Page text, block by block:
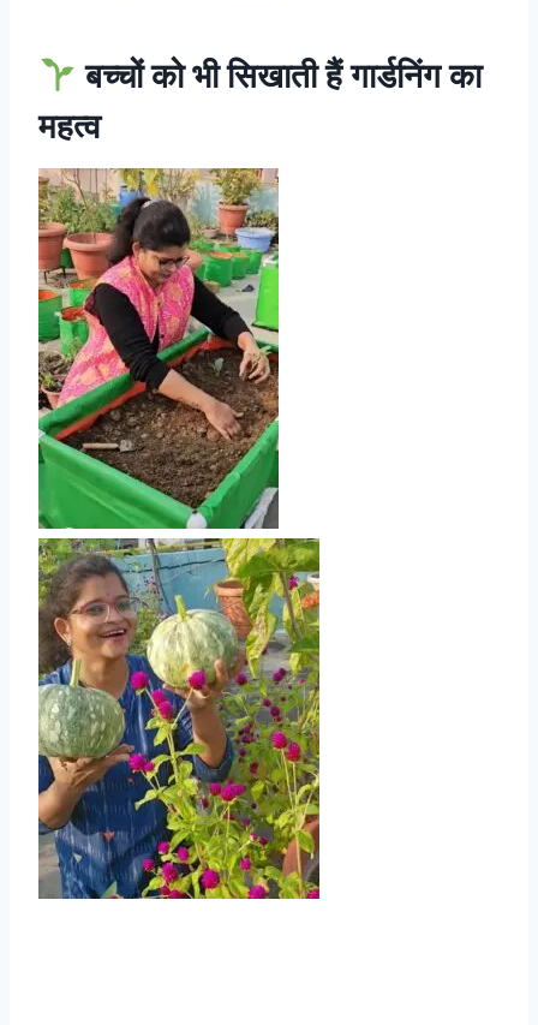
बच्चों को भी सिखाती हैं गार्डनिंग का
महत्व